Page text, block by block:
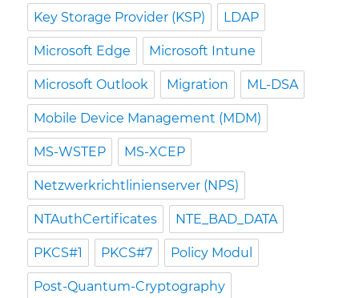
Key Storage Provider (KSP) LDAP
Microsoft Edge Microsoft Intune
Microsoft Outlook Migration ML-DSA
Mobile Device Management (MDM)
MS-WSTEP MS-XCEP
Netzwerkrichtlinienserver (NPS)
NTAuthCertificates NTE_BAD_DATA
PKCS#1 PKCS#7 Policy Modul
Post-Quantum-Cryptography